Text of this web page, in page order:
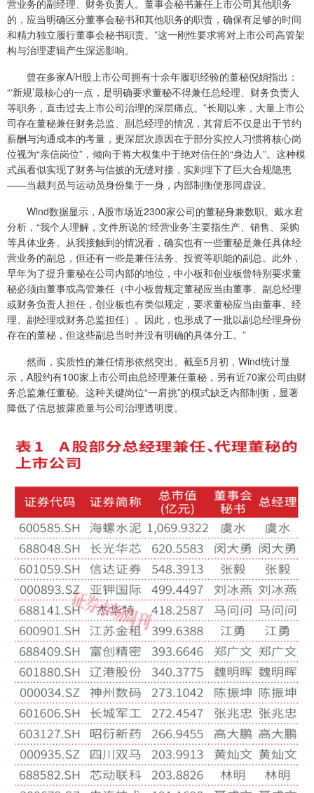
营业务的副经理、财务负责人。董事会秘书兼任上市公司其他职务
的，应当明确区分董事会秘书和其他职务的职责，确保有足够的时间
和精力独立履行董事会秘书职责。”这一刚性要求将对上市公司高管架
构与治理逻辑产生深远影响。
曾在多家A/H股上市公司拥有十余年履职经验的董秘倪娟指出：
“‘新规’最核心的一点，是明确要求董秘不得兼任总经理、财务负责人
等职务，直击过去上市公司治理的深层痛点。”长期以来，大量上市公
司存在董秘兼任财务总监、副总经理的情况，其背后不仅是出于节约
薪酬与沟通成本的考量，更深层次原因在于部分实控人习惯将核心岗
位视为“亲信岗位”，倾向于将大权集中于绝对信任的“身边人”。这种模
式虽看似实现了财务与信披的无缝对接，实则埋下了巨大合规隐患
——当裁判员与运动员身份集于一身，内部制衡便形同虚设。
Wind数据显示，A股市场近2300家公司的董秘身兼数职。戴水君
分析，“我个人理解，文件所说的‘经营业务’主要指生产、销售、采购
等具体业务。从我接触到的情况看，确实也有一些董秘是兼任具体经
营业务的副总，但还有一些是兼任法务、投资等职能的副总。此外，
早年为了提升董秘在公司内部的地位，中小板和创业板曾特别要求董
秘必须由董事或高管兼任（中小板曾规定董秘应当由董事、副总经理
或财务负责人担任，创业板也有类似规定，要求董秘应当由董事、经
理、副经理或财务总监担任）。因此，也形成了一批以副总经理身份
存在的董秘，但这些副总当时并没有明确的具体分工。”
然而，实质性的兼任情形依然突出。截至5月初，Wind统计显
示，A股约有100家上市公司由总经理兼任董秘，另有近70家公司由财
务总监兼任董秘。这种关键岗位“一肩挑”的模式缺乏内部制衡，显著
降低了信息披露质量与公司治理透明度。